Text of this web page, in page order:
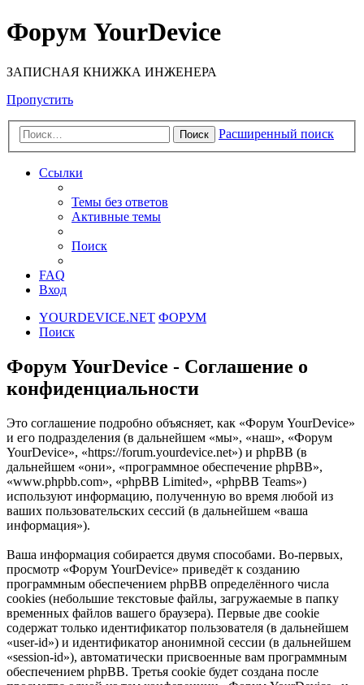
Форум YourDevice
ЗАПИСНАЯ КНИЖКА ИНЖЕНЕРА
Пропустить
Поиск Расширенный поиск
Ссылки
Темы без ответов
Активные темы
Поиск
FAQ
Вход
YOURDEVICE.NET ФОРУМ
Поиск
Форум YourDevice - Соглашение о
конфиденциальности
Это соглашение подробно объясняет, как «Форум YourDevice»
и его подразделения (в дальнейшем «мы», «наш», «Форум
YourDevice», «https://forum.yourdevice.net») и phpBB (в
дальнейшем «они», «программное обеспечение phpBB»,
«www.phpbb.com», «phpBB Limited», «phpBB Teams»)
используют информацию, полученную во время любой из
ваших пользовательских сессий (в дальнейшем «ваша
информация»).
Ваша информация собирается двумя способами. Во-первых,
просмотр «Форум YourDevice» приведёт к созданию
программным обеспечением phpBB определённого числа
cookies (небольшие текстовые файлы, загружаемые в папку
временных файлов вашего браузера). Первые две cookie
содержат только идентификатор пользователя (в дальнейшем
«user-id») и идентификатор анонимной сессии (в дальнейшем
«session-id»), автоматически присвоенные вам программным
обеспечением phpBB. Третья cookie будет создана после